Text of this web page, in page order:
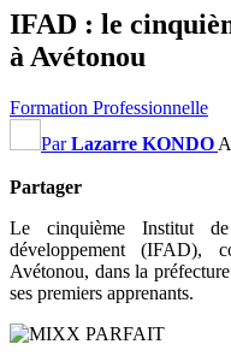
IFAD : le
à Avétonou
Formation Professionnelle
ParLazarre KONDO
Partager
Le cinquième Institut
développement (IFAD),
Avétonou, dans la
ses premiers apprenants.